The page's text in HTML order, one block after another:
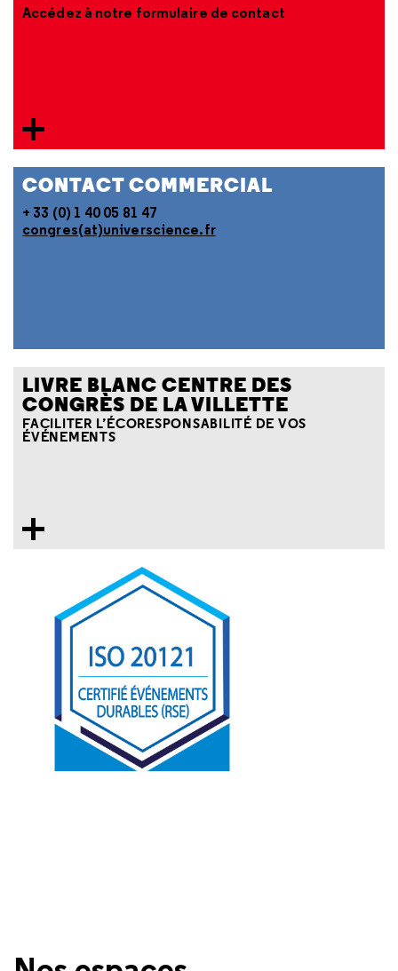
Accédez à notre formulaire de contact
CONTACT COMMERCIAL
+ 33 (0) 1 40 05 81 47
congres(at)universcience.fr
LIVRE BLANC CENTRE DES
CONGRÈS DE LA VILLETTE
FACILITER L’ÉCORESPONSABILITÉ DE VOS
ÉVÉNEMENTS